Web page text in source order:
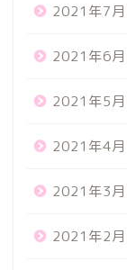
2021年7月
2021年6月
2021年5月
2021年4月
2021年3月
2021年2月